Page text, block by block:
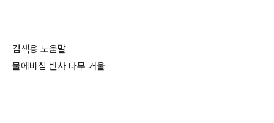
검색용 도움말
물에비침 반사 나무 거울